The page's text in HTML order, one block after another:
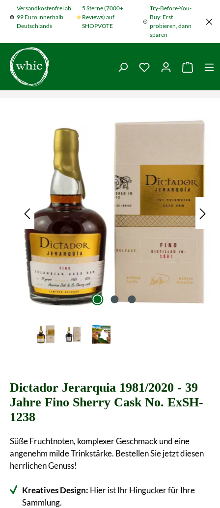
Zum Hauptinhalt springen
Versandkostenfrei ab
99 Euro innerhalb
Deutschlands
5 Sterne (7000+
Reviews) auf
SHOPVOTE
Try-Before-You-
Buy: Erst
probieren, dann
sparen
Du hast 0
Dictador Jerarquia 1981/2020 - 39
Jahre Fino Sherry Cask No. ExSH-
1238
Süße Fruchtnoten, komplexer Geschmack und eine
angenehm milde Trinkstärke. Bestellen Sie jetzt diesen
herrlichen Genuss!
Kreatives Design: Hier ist Ihr Hingucker für Ihre
Sammlung.